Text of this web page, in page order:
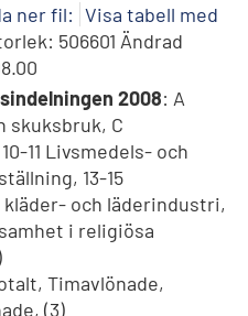
ner fil: Visa tabell med
506601 Ändrad
2008: A
skuksbruk, C
11 Livsmedels- och
13-15
och läderindustri,
i religiösa
Timavlönade,
(3)